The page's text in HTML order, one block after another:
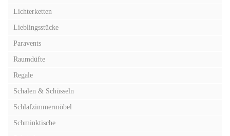
Lichterketten
Lieblingsstücke
Paravents
Raumdüfte
Regale
Schalen & Schüsseln
Schlafzimmermöbel
Schminktische